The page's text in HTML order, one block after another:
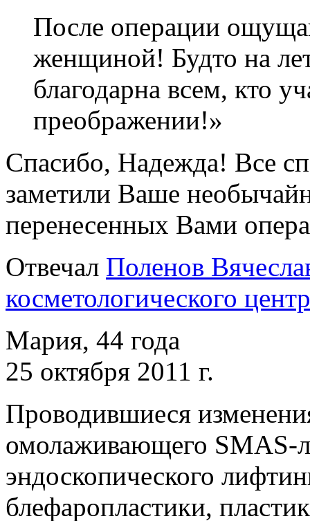
После операции
женщиной! Будто на
благодарна всем, кто
преображении!»
Спасибо, Надежда! Все
заметили Ваше
перенесенных Вами
Отвечал Поленов
косметологического
Мария, 44 года
25 октября 2011 г.
Проводившиеся
омолаживающего SMAS-
эндоскопического
блефаропластики,